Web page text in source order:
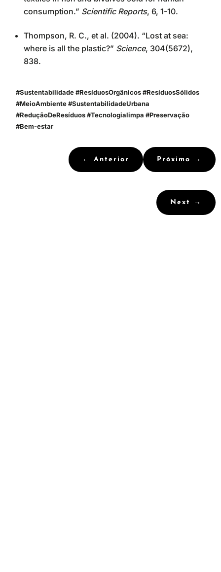
consumption.” Scientific Reports, 6, 1-10.
Thompson, R. C., et al. (2004). “Lost at sea:
where is all the plastic?” Science, 304(5672),
838.
#Sustentabilidade #ResíduosOrgânicos #ResíduosSólidos
#MeioAmbiente #SustentabilidadeUrbana
#ReduçãoDeResíduos #Tecnologialimpa #Preservação
#Bem-estar
← Anterior Próximo →
Next →